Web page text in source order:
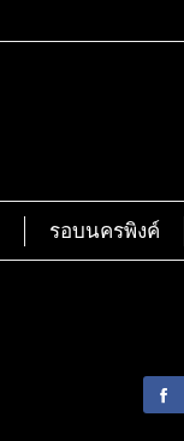
รอบนครพิงค์